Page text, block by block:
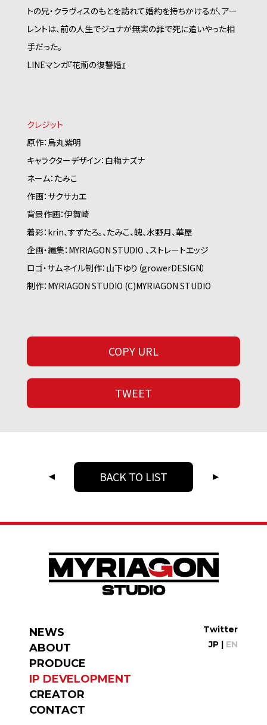
トの兄・クラヴィスのもとを訪れて婚約を持ちかけるが、アー
レントは、前の人生でジュナが無実の罪で死に追いやった相
手だった。
LINEマンガ『花荊の復讐婚』
クレジット
原作：烏丸紫明
キャラクターデザイン：白梅ナズナ
ネーム：たみこ
作画：サクサカエ
背景作画：伊賀崎
着彩：krin、すずたろ。、たみこ、魄、水野月、華屋
企画・編集：MYRIAGON STUDIO 、ストレートエッジ
ロゴ・サムネイル制作：山下ゆり（growerDESIGN）
制作：MYRIAGON STUDIO (C)MYRIAGON STUDIO
COPY URL
TWEET
BACK TO LIST
NEWS
ABOUT
PRODUCE
IP DEVELOPMENT
CREATOR
CONTACT
Twitter
JP | EN